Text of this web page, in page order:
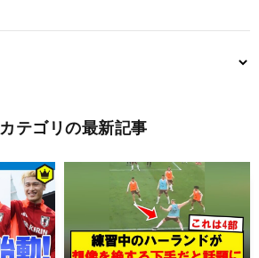
カテゴリの最新記事